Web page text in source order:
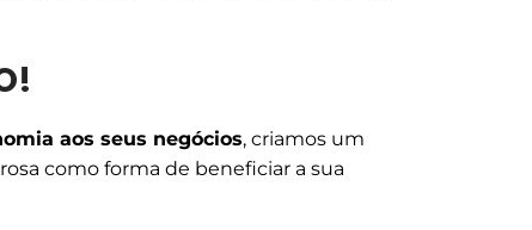
aos seus negócios, criamos um
como forma de beneficiar a sua